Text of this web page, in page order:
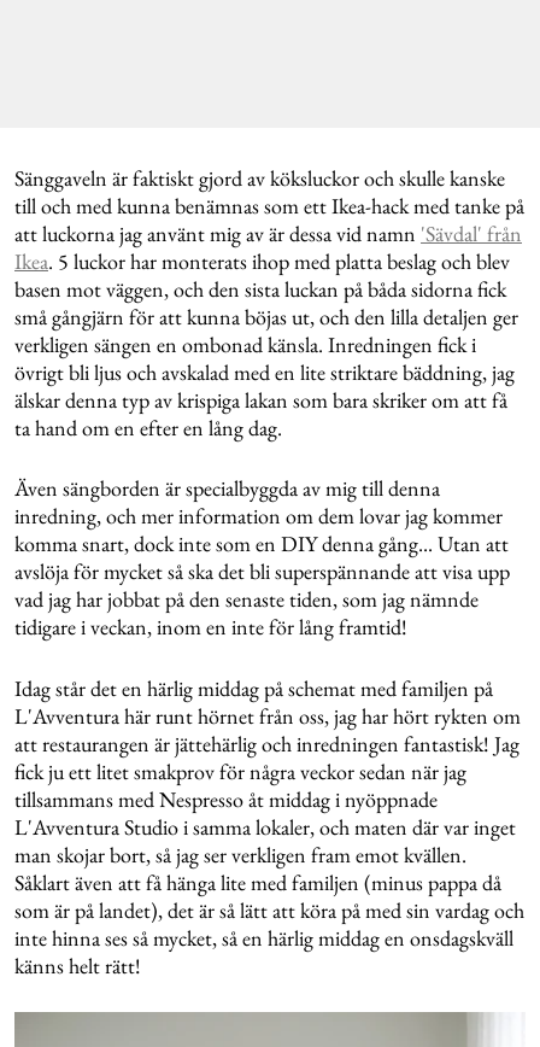
Sänggaveln är faktiskt gjord av köksluckor och skulle kanske
till och med kunna benämnas som ett Ikea-hack med tanke på
att luckorna jag använt mig av är dessa vid namn 'Sävdal' från
Ikea. 5 luckor har monterats ihop med platta beslag och blev
basen mot väggen, och den sista luckan på båda sidorna fick
små gångjärn för att kunna böjas ut, och den lilla detaljen ger
verkligen sängen en ombonad känsla. Inredningen fick i
övrigt bli ljus och avskalad med en lite striktare bäddning, jag
älskar denna typ av krispiga lakan som bara skriker om att få
ta hand om en efter en lång dag.
Även sängborden är specialbyggda av mig till denna
inredning, och mer information om dem lovar jag kommer
komma snart, dock inte som en DIY denna gång... Utan att
avslöja för mycket så ska det bli superspännande att visa upp
vad jag har jobbat på den senaste tiden, som jag nämnde
tidigare i veckan, inom en inte för lång framtid!
Idag står det en härlig middag på schemat med familjen på
L'Avventura här runt hörnet från oss, jag har hört rykten om
att restaurangen är jättehärlig och inredningen fantastisk! Jag
fick ju ett litet smakprov för några veckor sedan när jag
tillsammans med Nespresso åt middag i nyöppnade
L'Avventura Studio i samma lokaler, och maten där var inget
man skojar bort, så jag ser verkligen fram emot kvällen.
Såklart även att få hänga lite med familjen (minus pappa då
som är på landet), det är så lätt att köra på med sin vardag och
inte hinna ses så mycket, så en härlig middag en onsdagskväll
känns helt rätt!